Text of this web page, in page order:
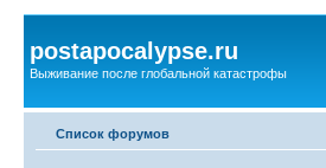
postapocalypse.ru
Выживание после глобальной катастрофы
Список форумов